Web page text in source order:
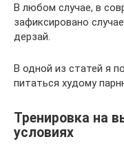
В любом случае, в
зафиксировано
дерзай.
В одной из статей я
питаться худому
Тренировка на
условиях